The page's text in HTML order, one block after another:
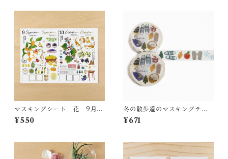
マスキングシート 花 9月10
月
¥550
冬の散歩道のマスキングテー
プ MT31
¥671